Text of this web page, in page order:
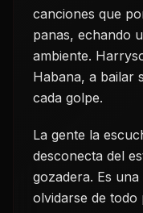
canciones que
panas, echando
ambiente.
Habana, a bailar
cada golpe.
La gente la
desconecta del
gozadera. Es
olvidarse de